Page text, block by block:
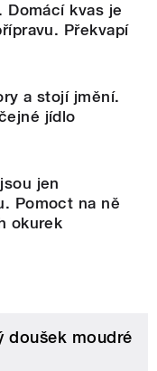
kvas je
Překvapí
a stojí jmění.
jídlo
jen
Pomoct na ně
okurek
doušek moudré